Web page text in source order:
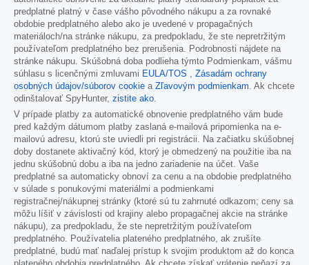
predplatné platný v čase vášho pôvodného nákupu a za rovnaké
obdobie predplatného alebo ako je uvedené v propagačných
materiáloch/na stránke nákupu, za predpokladu, že ste nepretržitým
používateľom predplatného bez prerušenia. Podrobnosti nájdete na
stránke nákupu. Skúšobná doba podlieha týmto Podmienkam, vášmu
súhlasu s licenčnými zmluvami EULA/TOS , Zásadám ochrany
osobných údajov/súborov cookie a Zľavovým podmienkam. Ak chcete
odinštalovať SpyHunter, zistite ako.
V prípade platby za automatické obnovenie predplatného vám bude
pred každým dátumom platby zaslaná e-mailová pripomienka na e-
mailovú adresu, ktorú ste uviedli pri registrácii. Na začiatku skúšobnej
doby dostanete aktivačný kód, ktorý je obmedzený na použitie iba na
jednu skúšobnú dobu a iba na jedno zariadenie na účet. Vaše
predplatné sa automaticky obnoví za cenu a na obdobie predplatného
v súlade s ponukovými materiálmi a podmienkami
registračnej/nákupnej stránky (ktoré sú tu zahrnuté odkazom; ceny sa
môžu líšiť v závislosti od krajiny alebo propagačnej akcie na stránke
nákupu), za predpokladu, že ste nepretržitým používateľom
predplatného. Používatelia plateného predplatného, ak zrušíte
predplatné, budú mať naďalej prístup k svojim produktom až do konca